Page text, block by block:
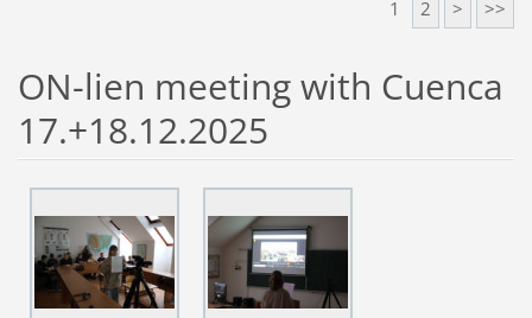
1 2 > >>
ON-lien meeting with Cuenca
17.+18.12.2025